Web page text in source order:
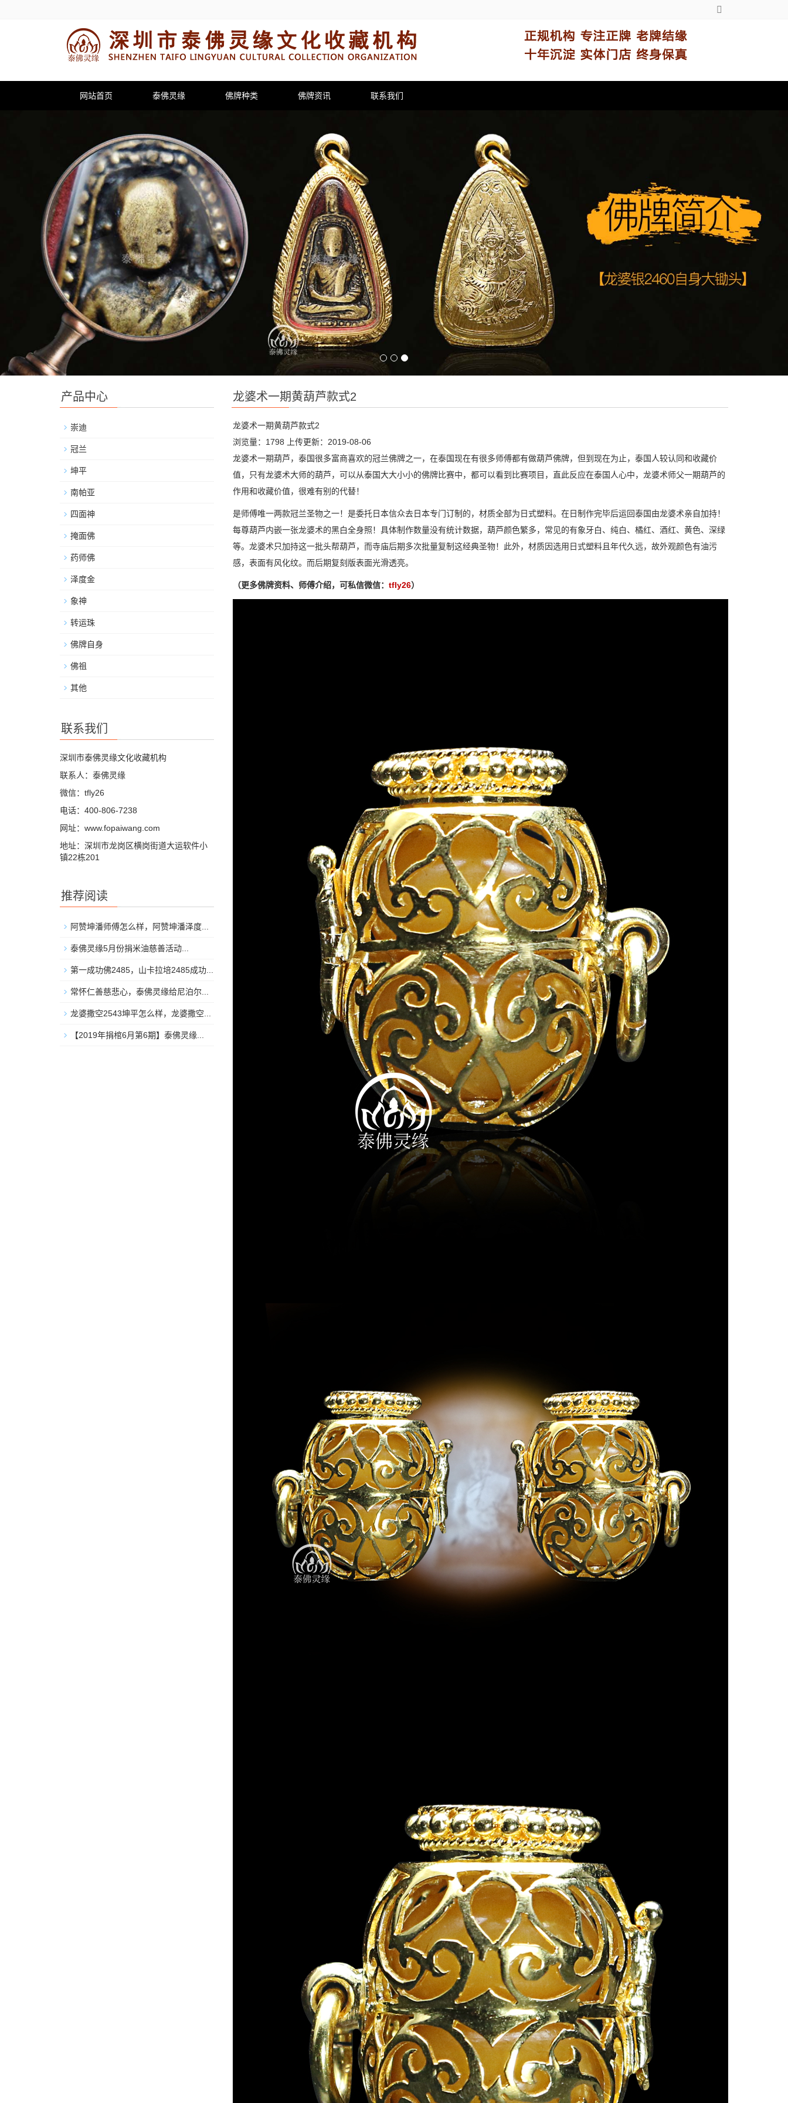
网站首页 泰佛灵缘 佛牌种类 佛牌资讯 联系我们
龙婆术一期黄葫芦款式2
龙婆术一期黄葫芦款式2
浏览量：1798
上传更新：2019-08-06
龙婆术一期葫芦，泰国很多富商喜欢的冠兰佛牌之一，在泰国现在有很多师傅都有做葫芦佛牌，但到现在为止，泰国人较认同和收藏价
值，只有龙婆术大师的葫芦，可以从泰国大大小小的佛牌比赛中，都可以看到比赛项目，直此反应在泰国人心中，龙婆术师父一期葫芦的
作用和收藏价值，很难有别的代替！
是师傅唯一两款冠兰圣物之一！是委托日本信众去日本专门订制的，材质全部为日式塑料。在日制作完毕后运回泰国由龙婆术亲自加持！
每尊葫芦内嵌一张龙婆术的黑白全身照！具体制作数量没有统计数据，葫芦颜色繁多，常见的有象牙白、纯白、橘红、酒红、黄色、深绿
等。龙婆术只加持这一批头帮葫芦，而寺庙后期多次批量复制这经典圣物！此外，材质因选用日式塑料且年代久远，故外观颜色有油污
感，表面有风化纹。而后期复刻版表面光滑透亮。
（更多佛牌资料、师傅介绍，可私信微信： tfly26）
产品中心
崇迪
冠兰
坤平
南帕亚
四面神
掩面佛
药师佛
泽度金
象神
转运珠
佛牌自身
佛祖
其他
联系我们
深圳市泰佛灵缘文化收藏机构
联系人：泰佛灵缘
微信：tfly26
电话：400-806-7238
网址：www.fopaiwang.com
地址：深圳市龙岗区横岗街道大运软件小
镇22栋201
推荐阅读
阿赞坤潘师傅怎么样，阿赞坤潘泽度...
泰佛灵缘5月份捐米油慈善活动...
第一成功佛2485，山卡拉培2485成功...
常怀仁善慈悲心，泰佛灵缘给尼泊尔...
龙婆撒空2543坤平怎么样，龙婆撒空...
【2019年捐棺6月第6期】泰佛灵缘...